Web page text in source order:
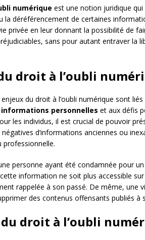
numérique est une notion juridique
la déréférencement de certaines
privée en leur donnant la possibilité de
sans pour autant entraver la
droit à l’oubli
du droit à l’oubli numérique sont liés
personnelles et aux défis
les individus, il est crucial de pouvoir
d’informations anciennes ou
professionnelle.
personne ayant été condamnée pour
information ne soit plus accessible
rappelée à son passé. De même, une
des contenus offensants publiés à
droit à l’oubli